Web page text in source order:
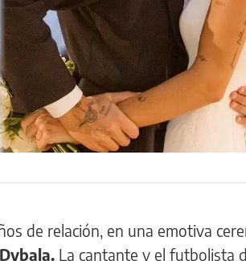
de relación, en una emotiva
La cantante y el futbolista